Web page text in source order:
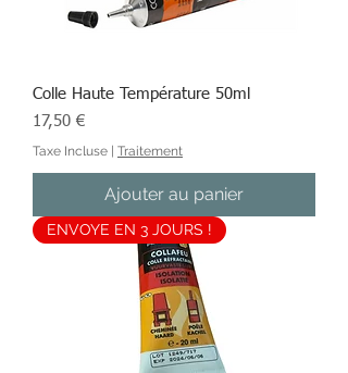
Colle Haute Température 50ml
Prix
17,50 €
Taxe Incluse Traitement
Ajouter au panier
ENVOYE EN 3 JOURS !